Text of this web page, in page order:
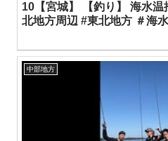
10【宮城】 【釣り】 海水
北地方周辺 #東北地方 ＃海
中部地方